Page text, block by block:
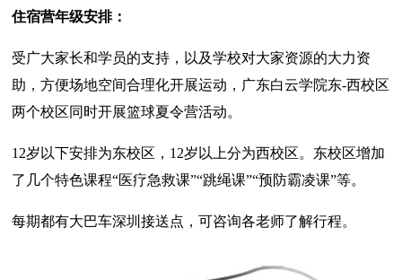
住宿营年级安排：
受广大家长和学员的支持，以及学校对大家资源的大力资
助，方便场地空间合理化开展运动，广东白云学院东-西校区
两个校区同时开展篮球夏令营活动。
12岁以下安排为东校区，12岁以上分为西校区。东校区增加
了几个特色课程“医疗急救课”“跳绳课”“预防霸凌课”等。
每期都有大巴车深圳接送点，可咨询各老师了解行程。